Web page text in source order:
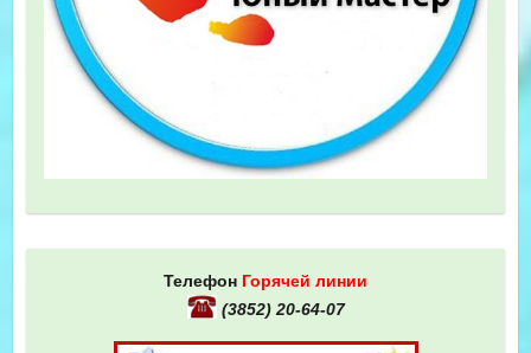
Телефон Горячей линии
(3852) 20-64-07